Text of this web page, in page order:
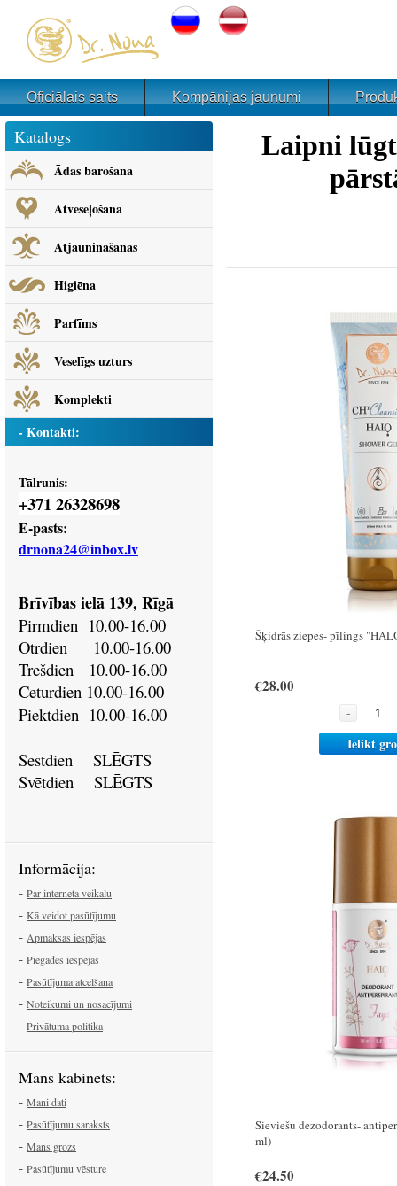
Oficiālais saits Kompānijas jaunumi
Laipni
Šķidrās ziepes- pīlings
€28.00
-
Ielikt
Sieviešu dezodorants-
ml)
€24.50
Katalogs
Ādas barošana
Atveseļošana
Atjaunināšanās
Higiēna
Parfīms
Veselīgs uzturs
Komplekti
- Kontakti:
Tālrunis:
+371 26328698
E-pasts:
drnona24@inbox.lv
Brīvības ielā 139, Rīgā
Pirmdien 10.00-16.00
Otrdien 10.00-16.00
Trešdien 10.00-16.00
Ceturdien 10.00-16.00
Piektdien 10.00-16.00
Sestdien SLĒGTS
Svētdien SLĒGTS
Informācija:
- Par interneta veikalu
- Kā veidot pasūtījumu
- Apmaksas iespējas
- Piegādes iespējas
- Pasūtījuma atcelšana
- Noteikumi un nosacījumi
- Privātuma politika
Mans kabinets:
- Mani dati
- Pasūtījumu saraksts
- Mans grozs
- Pasūtījumu vēsture